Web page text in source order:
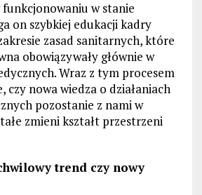
funkcjonowaniu w stanie
on szybkiej edukacji kadry
zasad sanitarnych, które
obowiązywały głównie w
Wraz z tym procesem
czy nowa wiedza o działaniach
pozostanie z nami w
zmieni kształt przestrzeni
trend czy nowy